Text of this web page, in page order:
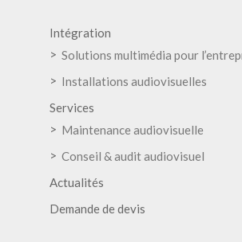
Intégration
Solutions multimédia pour
Installations audiovisuelles
Services
Maintenance audiovisuelle
Conseil & audit audiovisuel
Actualités
Demande de devis